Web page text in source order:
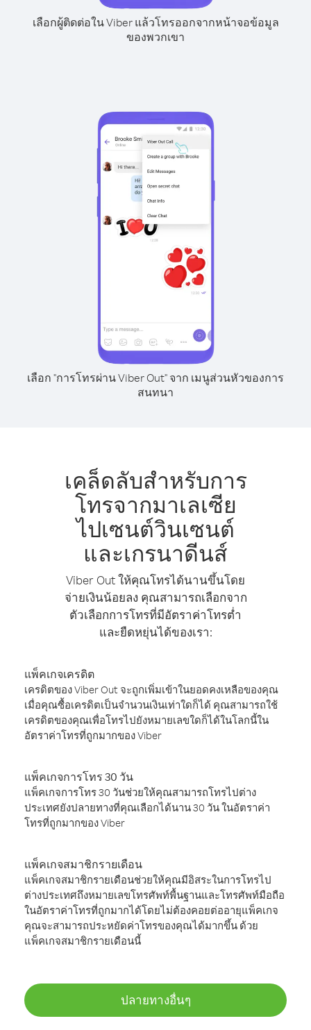
เลือกผู้ติดต่อใน Viber แล้วโทรออกจากหน้าจอข้อมูล
ของพวกเขา
เลือก "การโทรผ่าน Viber Out" จาก เมนูส่วนหัวของการ
สนทนา
เคล็ดลับสำหรับการ
โทรจากมาเลเซีย
ไปเซนต์วินเซนต์
และเกรนาดีนส์
Viber Out ให้คุณโทรได้นานขึ้นโดย
จ่ายเงินน้อยลง คุณสามารถเลือกจาก
ตัวเลือกการโทรที่มีอัตราค่าโทรต่ำ
และยืดหยุ่นได้ของเรา:
แพ็คเกจเครดิต
เครดิตของ Viber Out จะถูกเพิ่มเข้าในยอดคงเหลือของคุณ
เมื่อคุณซื้อเครดิตเป็นจำนวนเงินเท่าใดก็ได้ คุณสามารถใช้
เครดิตของคุณเพื่อโทรไปยังหมายเลขใดก็ได้ในโลกนี้ใน
อัตราค่าโทรที่ถูกมากของ Viber
แพ็คเกจการโทร 30 วัน
แพ็คเกจการโทร 30 วันช่วยให้คุณสามารถโทรไปต่าง
ประเทศยังปลายทางที่คุณเลือกได้นาน 30 วัน ในอัตราค่า
โทรที่ถูกมากของ Viber
แพ็คเกจสมาชิกรายเดือน
แพ็คเกจสมาชิกรายเดือนช่วยให้คุณมีอิสระในการโทรไป
ต่างประเทศถึงหมายเลขโทรศัพท์พื้นฐานและโทรศัพท์มือถือ
ในอัตราค่าโทรที่ถูกมากได้โดยไม่ต้องคอยต่ออายุแพ็คเกจ
คุณจะสามารถประหยัดค่าโทรของคุณได้มากขึ้น ด้วย
แพ็คเกจสมาชิกรายเดือนนี้
ปลายทางอื่นๆ